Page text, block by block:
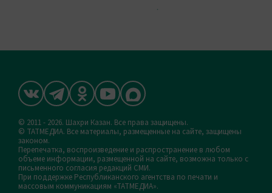
© 2011 - 2026. Шахри Казан. Все права защищены.
© ТАТМЕДИА. Все материалы, размещенные на сайте, защищены
законом.
Перепечатка, воспроизведение и распространение в любом
объеме информации, размещенной на сайте, возможна только с
письменного согласия редакций СМИ.
При поддержке Республиканского агентства по печати и
массовым коммуникациям «ТАТМЕДИА».